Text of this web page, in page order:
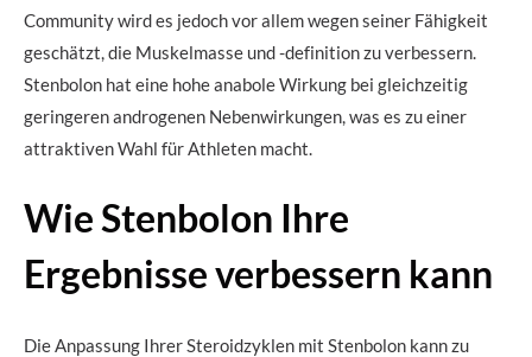
Community wird es jedoch vor allem wegen seiner Fähigkeit
geschätzt, die Muskelmasse und -definition zu verbessern.
Stenbolon hat eine hohe anabole Wirkung bei gleichzeitig
geringeren androgenen Nebenwirkungen, was es zu einer
attraktiven Wahl für Athleten macht.
Wie Stenbolon Ihre
Ergebnisse verbessern kann
Die Anpassung Ihrer Steroidzyklen mit Stenbolon kann zu